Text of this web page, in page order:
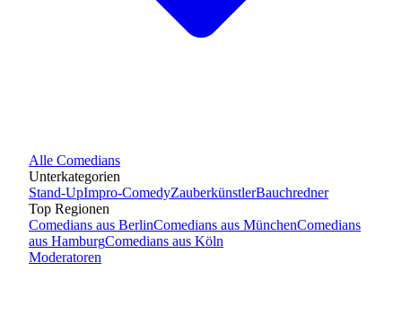
Alle Comedians
Unterkategorien
Stand-UpImpro-ComedyZauberkünstlerBauchredner
Top Regionen
Comedians aus BerlinComedians aus MünchenComedians
aus HamburgComedians aus Köln
Moderatoren